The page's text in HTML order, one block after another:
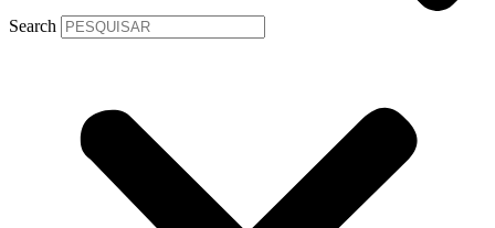
Search